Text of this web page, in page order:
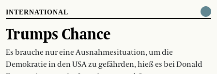
INTERNATIONAL
Trumps Chance
Es brauche nur eine Ausnahmesituation, um die
Demokratie in den USA zu gefährden, hieß es bei Donald